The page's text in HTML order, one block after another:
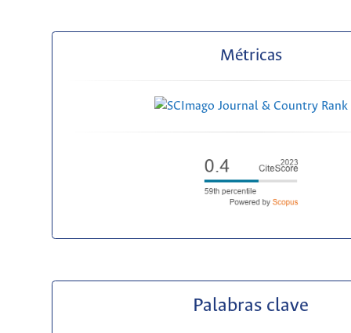
Métricas
Palabras clave